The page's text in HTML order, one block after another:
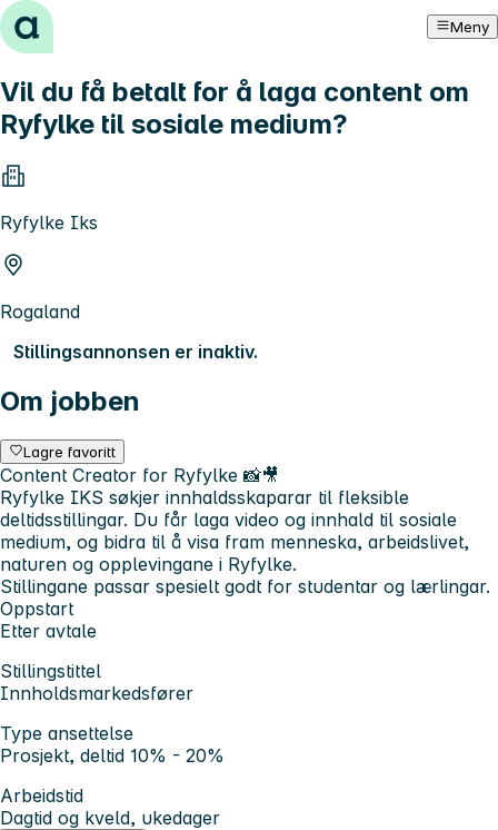
Hopp til innhold Meny
Vil du få betalt for å laga content om
Ryfylke til sosiale medium?
Ryfylke Iks
Rogaland
Stillingsannonsen er inaktiv.
Om jobben
Lagre favoritt
Content Creator for Ryfylke 📸🎥
Ryfylke IKS søkjer innhaldsskaparar til fleksible
deltidsstillingar. Du får laga video og innhald til sosiale
medium, og bidra til å visa fram menneska, arbeidslivet,
naturen og opplevingane i Ryfylke.
Stillingane passar spesielt godt for studentar og lærlingar.
Oppstart
Etter avtale
Stillingstittel
Innholdsmarkedsfører
Type ansettelse
Prosjekt, deltid 10% - 20%
Arbeidstid
Dagtid og kveld, ukedager